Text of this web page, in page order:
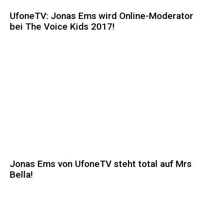
UfoneTV: Jonas Ems wird Online-Moderator
bei The Voice Kids 2017!
Jonas Ems von UfoneTV steht total auf Mrs
Bella!